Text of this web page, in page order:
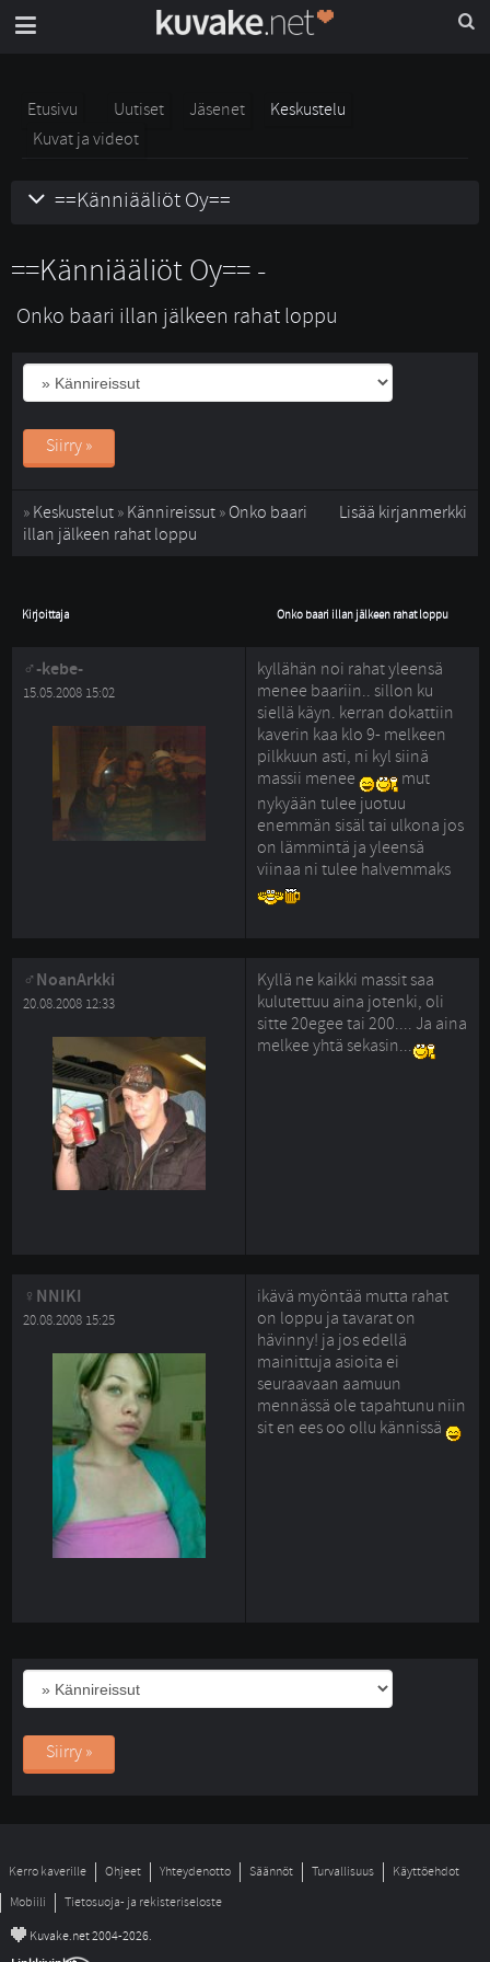
Etusivu Uutiset Jäsenet
Keskustelu
Kuvat ja videot
==Känniääliöt Oy==
==Känniääliöt Oy== -
Onko baari illan jälkeen rahat loppu
Siirry »
Lisää kirjanmerkki
» Keskustelut » Kännireissut » Onko baari
illan jälkeen rahat loppu
Kirjoittaja Onko baari illan jälkeen rahat loppu
-kebe-
15.05.2008 15:02
kyllähän noi rahat yleensä
menee baariin.. sillon ku
siellä käyn. kerran dokattiin
kaverin kaa klo 9- melkeen
pilkkuun asti, ni kyl siinä
massii menee
mut
nykyään tulee juotuu
enemmän sisäl tai ulkona jos
on lämmintä ja yleensä
viinaa ni tulee halvemmaks
NoanArkki
20.08.2008 12:33
Kyllä ne kaikki massit saa
kulutettuu aina jotenki, oli
sitte 20egee tai 200.... Ja aina
melkee yhtä sekasin...
NNIKI
20.08.2008 15:25
ikävä myöntää mutta rahat
on loppu ja tavarat on
hävinny! ja jos edellä
mainittuja asioita ei
seuraavaan aamuun
mennässä ole tapahtunu niin
sit en ees oo ollu kännissä
Siirry »
Kerro kaverille Ohjeet Yhteydenotto Säännöt Turvallisuus
Käyttöehdot
Mobiili
Tietosuoja- ja rekisteriseloste
© Kuvake.net 2004-2026.